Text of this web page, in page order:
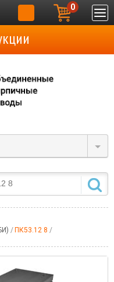
0
ПК53.12 8